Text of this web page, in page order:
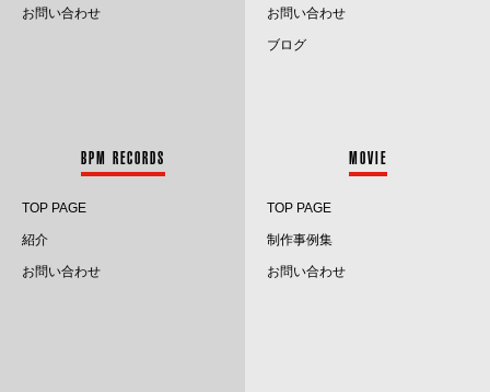
2023.11
2023.7
お問い合わせ お問い合わせ
ブログ
BPM RECORDS
TOP PAGE
紹介
お問い合わせ
MOVIE
TOP PAGE
制作事例集
お問い合わせ